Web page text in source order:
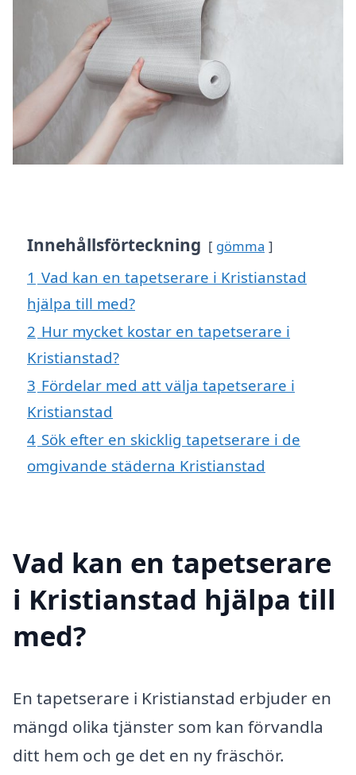
Innehållsförteckning gömma
1 Vad kan en tapetserare i Kristianstad
hjälpa till med?
2 Hur mycket kostar en tapetserare i
Kristianstad?
3 Fördelar med att välja tapetserare i
Kristianstad
4 Sök efter en skicklig tapetserare i de
omgivande städerna Kristianstad
Vad kan en tapetserare
i Kristianstad hjälpa till
med?
En tapetserare i Kristianstad erbjuder en
mängd olika tjänster som kan förvandla
ditt hem och ge det en ny fräschör.